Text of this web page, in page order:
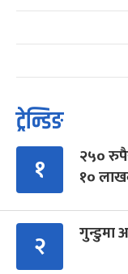
ट्रेन्डिङ
१
२५०
१०
२ गुन्डुमा